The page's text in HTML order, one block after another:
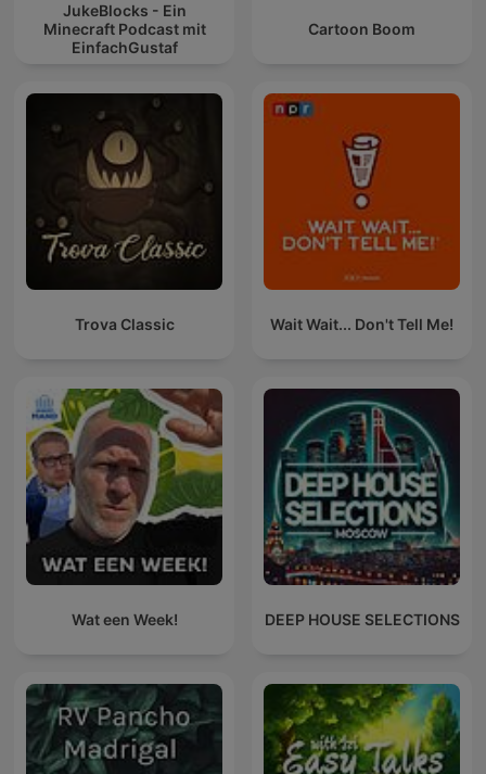
JukeBlocks - Ein
Minecraft Podcast mit
EinfachGustaf
Cartoon Boom
Trova Classic Wait Wait... Don't Tell Me!
Wat een Week! DEEP HOUSE SELECTIONS